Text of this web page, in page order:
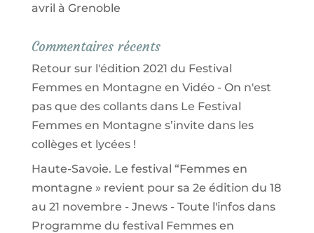
avril à Grenoble
Commentaires récents
Retour sur l'édition 2021 du Festival
Femmes en Montagne en Vidéo - On n'est
pas que des collantsdans Le Festival
Femmes en Montagne s’invite dans les
collèges et lycées !
Haute-Savoie. Le festival “Femmes en
montagne » revient pour sa 2e édition du 18
au 21 novembre - Jnews - Toute l'infosdans
Programme du festival Femmes en